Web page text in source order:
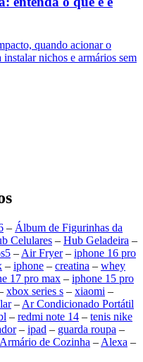
quando acionar o
nichos e armários sem
– Álbum de Figurinhas da
Celulares – Hub Geladeira –
– Air Fryer– iphone 16 pro
– iphone – creatina – whey
17 pro max – iphone 15 pro
xbox series s – xiaomi –
– Ar Condicionado Portátil
– redmi note 14 – tenis nike
– ipad – guarda roupa –
Armário de Cozinha – Alexa –